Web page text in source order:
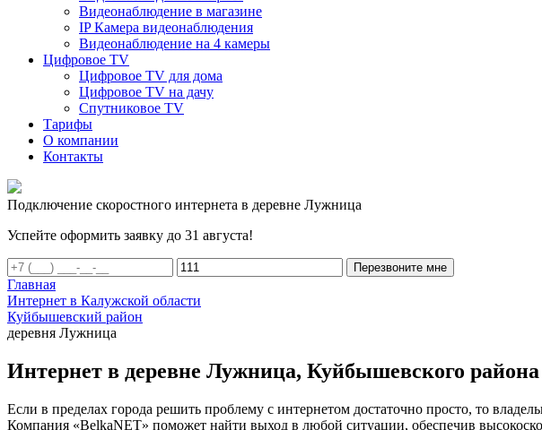
Видеонаблюдение в магазине
IP Камера видеонаблюдения
Видеонаблюдение на 4 камеры
Цифровое TV
Цифровое TV для дома
Цифровое TV на дачу
Спутниковое TV
Тарифы
О компании
Контакты
Подключение скоростного интернета в деревне Лужница
Успейте оформить заявку до 31 августа!
Перезвоните мне
Главная
Интернет в Калужской области
Куйбышевский район
деревня Лужница
Интернет в деревне Лужница, Куйбышевского района
Если в пределах города решить проблему с интернетом достаточно просто, то
Компания «BelkaNET» поможет найти выход в любой ситуации, обеспечив